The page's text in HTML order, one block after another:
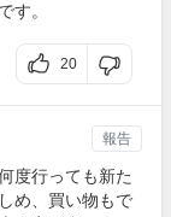
す。
20
度行っても新た
め、買い物もで
報告